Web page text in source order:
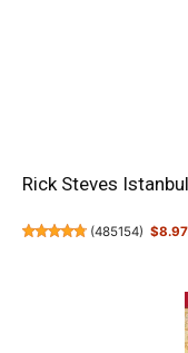
Rick Steves
(485154) $8.97